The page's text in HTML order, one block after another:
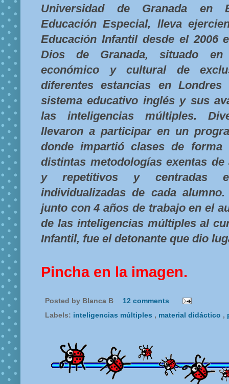
Universidad de Granada en
Educación Especial, lleva
Educación Infantil desde el 2006
Dios de Granada, situado
económico y cultural de
diferentes estancias en
sistema educativo inglés y sus
las inteligencias múltiples.
llevaron a participar en un
donde impartió clases de forma
distintas metodologías exentas
y repetitivos y centradas
individualizadas de cada
junto con 4 años de trabajo en el
de las inteligencias múltiples al
Infantil, fue el detonante que dio
Pincha en la imagen.
Posted by Blanca B
12 comments
Labels: inteligencias múltiples , material didáctico ,